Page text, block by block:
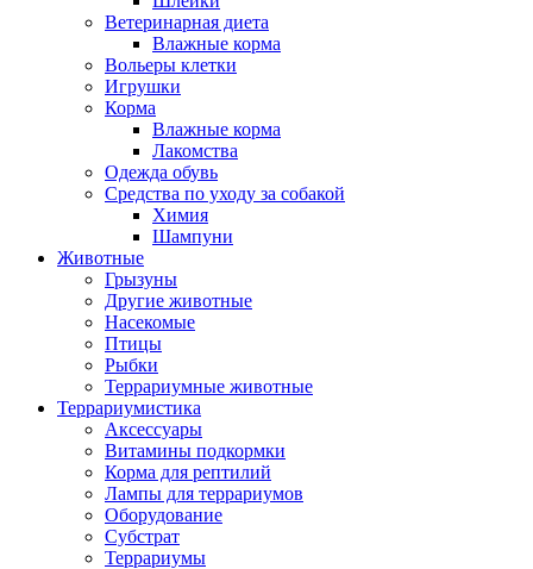
Ветеринарная диета
Влажные корма
Вольеры клетки
Игрушки
Корма
Влажные корма
Лакомства
Одежда обувь
Средства по уходу за собакой
Химия
Шампуни
Животные
Грызуны
Другие животные
Насекомые
Птицы
Рыбки
Террариумные животные
Террариумистика
Аксессуары
Витамины подкормки
Корма для рептилий
Лампы для террариумов
Оборудование
Субстрат
Террариумы